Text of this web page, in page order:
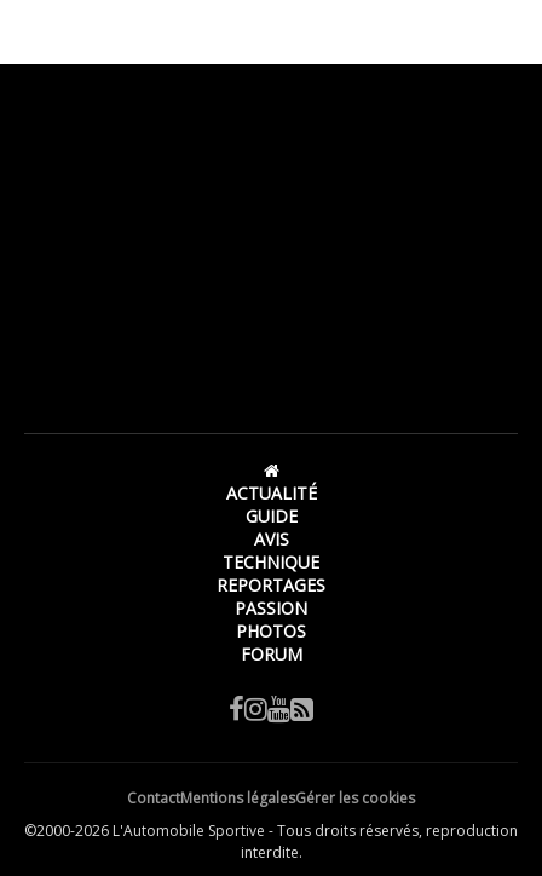
ACTUALITÉ
GUIDE
AVIS
TECHNIQUE
REPORTAGES
PASSION
PHOTOS
FORUM
ContactMentions légalesGérer les cookies
©2000-2026 L'Automobile Sportive - Tous droits réservés, reproduction
interdite.